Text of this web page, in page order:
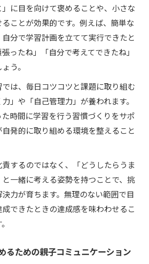
高める小学生非認知能力と学びの
認知能力を活かした学習アプロー
変わる小学生非認知能力と自己肯
認知能力を重視した目標設定の方
る小学生への声かけポイント
認知能力を伸ばす協調性の育て方
活動で小学生非認知能力を強化す
認知能力と協調性を引き出す声か
に目を向けて褒めることや、小さな
ことが効果的です。例えば、簡単な
分で学習計画を立てて実行できたと
ったね」「自分で考えてできたね」
う。
は、毎日コツコツと課題に取り組む
」や「自己管理力」が養われます。
時間に学習を行う習慣づくりをサポ
発的に取り組める環境を整えること
するのではなく、「どうしたらうま
一緒に考える姿勢を持つことで、挑
力が育ちます。無理のない範囲で目
できたときの達成感を味わわせるこ
るための親子コミュニケーション